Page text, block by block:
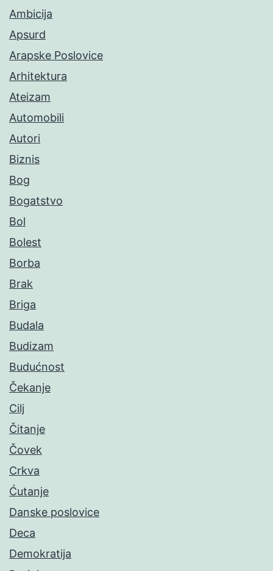
Ambicija
Apsurd
Arapske Poslovice
Arhitektura
Ateizam
Automobili
Autori
Biznis
Bog
Bogatstvo
Bol
Bolest
Borba
Brak
Briga
Budala
Budizam
Budućnost
Čekanje
Cilj
Čitanje
Čovek
Crkva
Ćutanje
Danske poslovice
Deca
Demokratija